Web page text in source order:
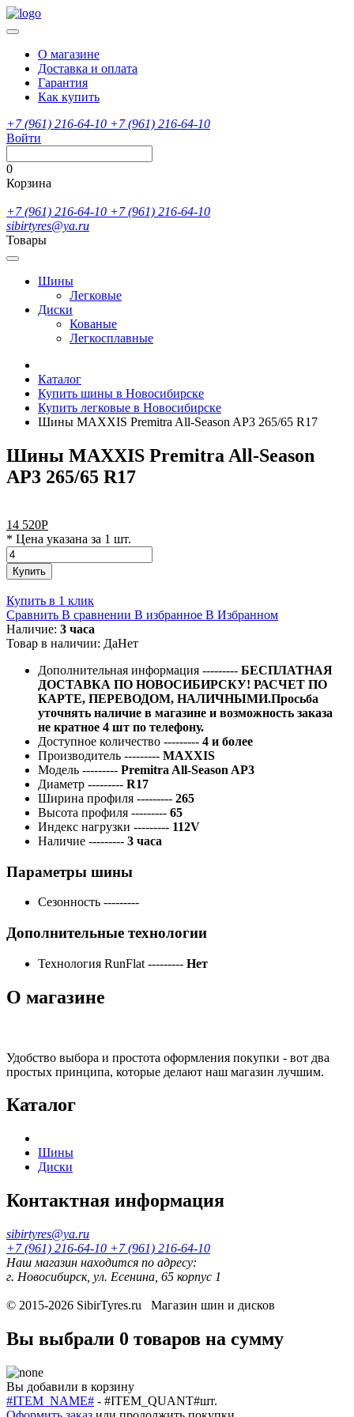
О магазине
Доставка и оплата
Гарантия
Как купить
+7 (961) 216-64-10 +7 (961) 216-64-10
Войти
0
Корзина
+7 (961) 216-64-10 +7 (961) 216-64-10
sibirtyres@ya.ru
Товары
Шины
Легковые
Диски
Кованые
Легкосплавные
Каталог
Купить шины в Новосибирске
Купить легковые в Новосибирске
Шины MAXXIS Premitra All-Season AP3 265/65 R17
Шины MAXXIS Premitra All-Season
AP3 265/65 R17
14 520Р
* Цена указана за 1 шт.
Купить
Купить в 1 клик
Сравнить В сравнении В избранное В Избранном
Наличие: 3 часа
Товар в наличии: ДаНет
Дополнительная информация --------- БЕСПЛАТНАЯ
ДОСТАВКА ПО НОВОСИБИРСКУ! РАСЧЕТ ПО
КАРТЕ, ПЕРЕВОДОМ, НАЛИЧНЫМИ.Просьба
уточнять наличие в магазине и возможность заказа
не кратное 4 шт по телефону.
Доступное количество --------- 4 и более
Производитель --------- MAXXIS
Модель --------- Premitra All-Season AP3
Диаметр --------- R17
Ширина профиля --------- 265
Высота профиля --------- 65
Индекс нагрузки --------- 112V
Наличие --------- 3 часа
Параметры шины
Сезонность ---------
Дополнительные технологии
Технология RunFlat --------- Нет
О магазине
Удобство выбора и простота оформления покупки - вот два
простых принципа, которые делают наш магазин лучшим.
Каталог
Шины
Диски
Контактная информация
sibirtyres@ya.ru
+7 (961) 216-64-10 +7 (961) 216-64-10
Наш магазин находится по адресу:
г. Новосибирск, ул. Есенина, 65 корпус 1
© 2015-2026 SibirTyres.ru Магазин шин и дисков
Вы выбрали 0 товаров на сумму
Вы добавили в корзину
#ITEM_NAME# - #ITEM_QUANT#шт.